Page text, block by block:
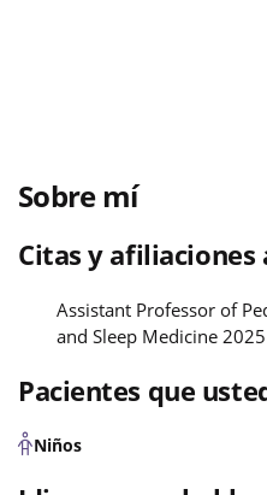
Sobre mí
Citas y afiliaciones
Assistant Professor of
and Sleep Medicine 2025
Pacientes que
Niños